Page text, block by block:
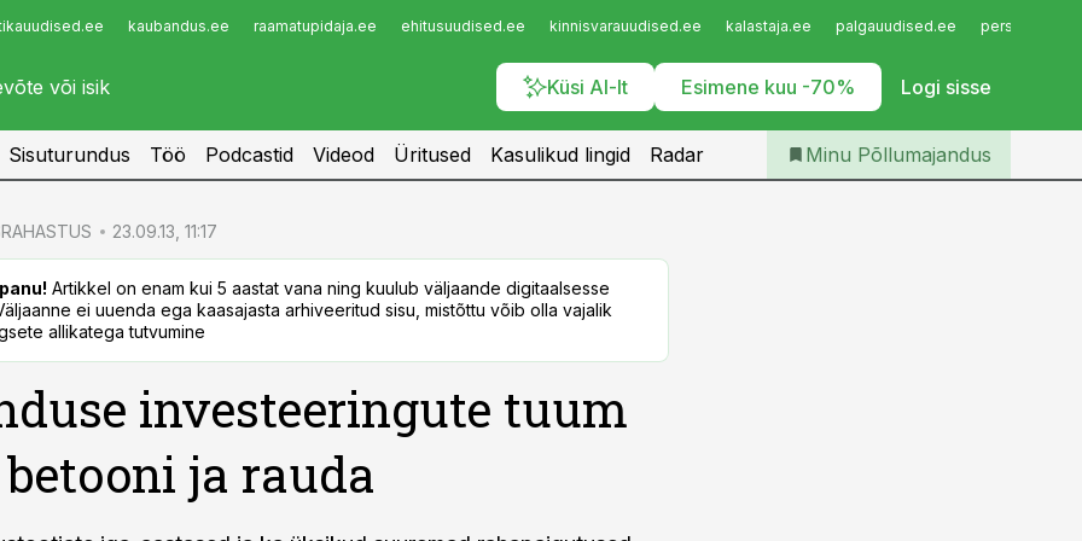
kaubandus.ee raamatupidaja.ee ehitusuudised.ee kinnisvarauudised.ee kalastaja.ee palgauudised.ee
Küsi AI-lt Esimene kuu -70% Logi sisse
Infopank
Iseteenindus
Telli Põllumajandus
Sisuturundus Töö Podcastid Videod Üritused Kasulikud lingid Radar Minu Põllumajandus
23.09.13, 11:17
Artikkel on enam kui 5 aastat vana ning kuulub väljaande digitaalsesse
ei uuenda ega kaasajasta arhiveeritud sisu, mistõttu võib olla vajalik
allikatega tutvumine
investeeringute tuum
ja rauda